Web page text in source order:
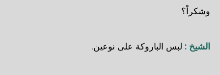
وشكراً؟
الشيخ : لبس الباروكة على نوعين.